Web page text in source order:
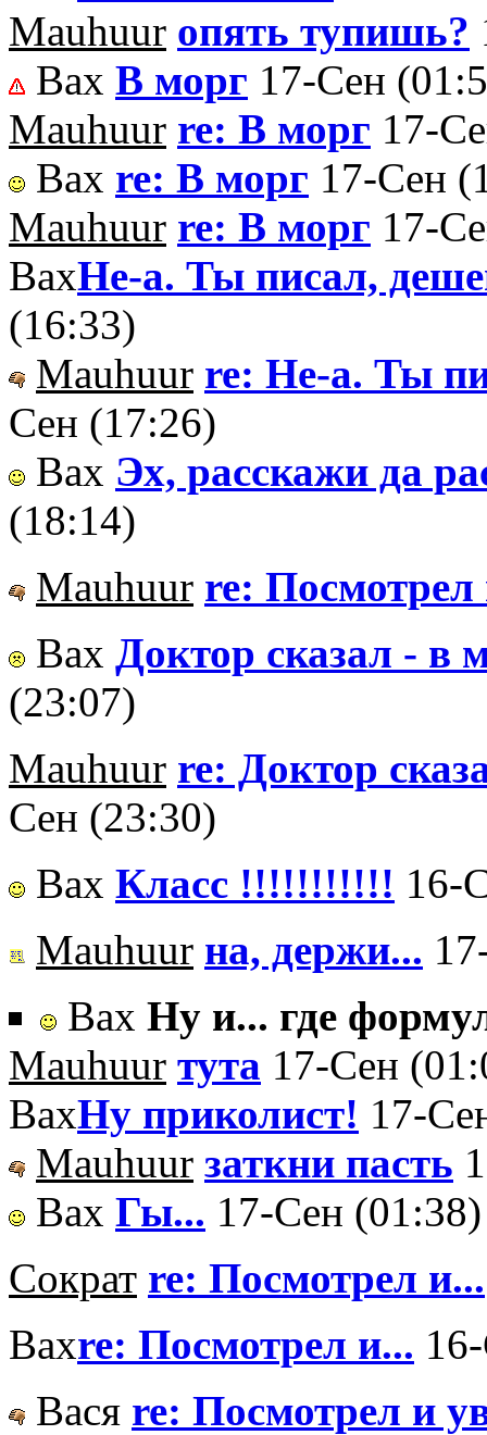
Mauhuur опять тупишь?
Вах В морг 17-Сен
Mauhuur re: В морг 17-
Вах re: В морг 17-Сен
Mauhuur re: В морг 17-
ВахНе-а. Ты писал,
(16:33)
Mauhuur re: Не-а. Ты
Сен (17:26)
Вах Эх, расскажи да
(18:14)
Mauhuur re: Посмотрел
Вах Доктор сказал - в
(23:07)
Mauhuur re: Доктор
Сен (23:30)
Вах Класс !!!!!!!!!!! 16-
Mauhuur на, держи...
Вах Ну и... где
Mauhuur тута 17-Сен
ВахНу приколист! 17-
Mauhuur заткни пасть
Вах Гы... 17-Сен (01:38)
Сократ re: Посмотрел и...
Вахre: Посмотрел и...
Вася re: Посмотрел и